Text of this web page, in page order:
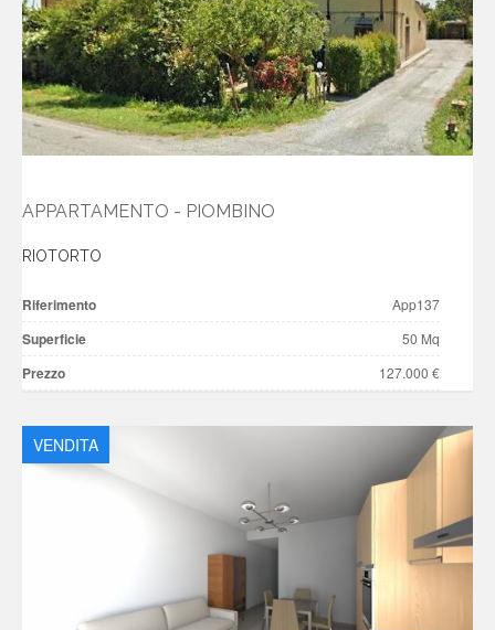
APPARTAMENTO - PIOMBINO
RIOTORTO
Riferimento App137
Superficie 50 Mq
Prezzo 127.000 €
VENDITA